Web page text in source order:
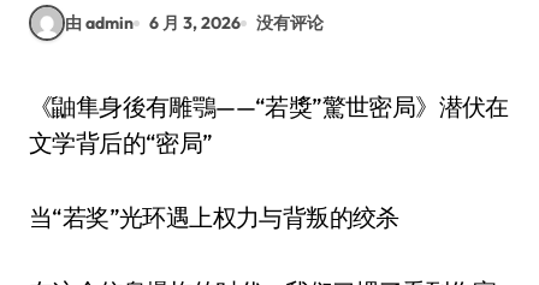
由 admin 6 月 3, 2026 没有评论
《鼬隼身後有雕鶚——“若獎”驚世密局》潜伏在
文学背后的“密局”
当“若奖”光环遇上权力与背叛的绞杀